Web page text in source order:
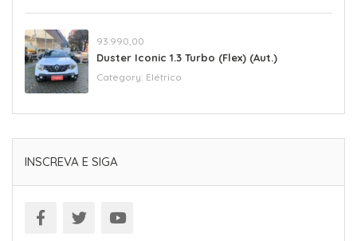
93.990,00
Duster Iconic 1.3 Turbo (Flex) (Aut.)
Category: Elétrico
INSCREVA E SIGA